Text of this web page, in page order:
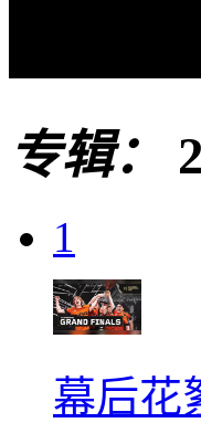
专辑：
1
幕后花